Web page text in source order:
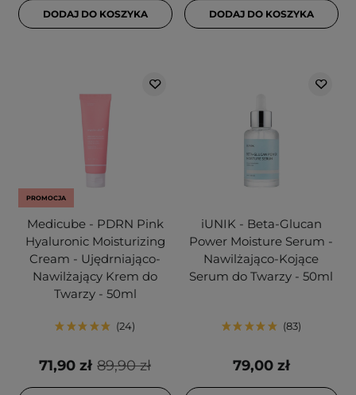
DODAJ DO KOSZYKA DODAJ DO KOSZYKA
PROMOCJA
Medicube - PDRN Pink
Hyaluronic Moisturizing
Cream - Ujędrniająco-
Nawilżający Krem do
Twarzy - 50ml
24
89,90 zł
71,90 zł
iUNIK - Beta-Glucan
Power Moisture Serum -
Nawilżająco-Kojące
Serum do Twarzy - 50ml
83
79,00 zł